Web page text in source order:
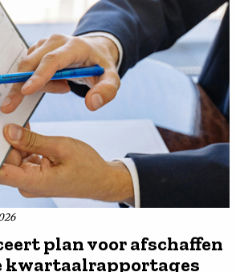
plan voor afschaffen